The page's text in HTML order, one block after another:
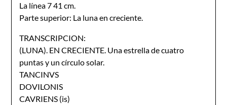
La línea 7 41 cm.
Parte superior: La luna en creciente.
TRANSCRIPCION:
(LUNA). EN CRECIENTE. Una estrella de cuatro
puntas y un círculo solar.
TANCINVS
DOVILONIS
CAVRIENS (is)